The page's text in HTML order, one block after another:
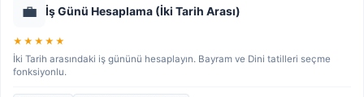
💼 İş Günü Hesaplama (İki Tarih Arası)
★★★★★
İki Tarih arasındaki iş gününü hesaplayın. Bayram ve Dini tatilleri seçme
fonksiyonlu.